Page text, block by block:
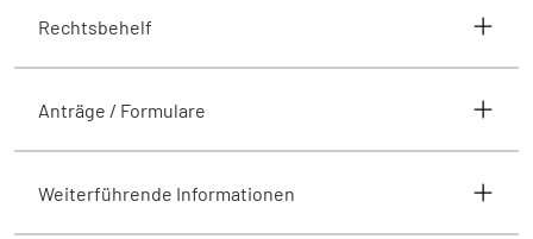
Rechtsbehelf
Anträge / Formulare
Weiterführende Informationen